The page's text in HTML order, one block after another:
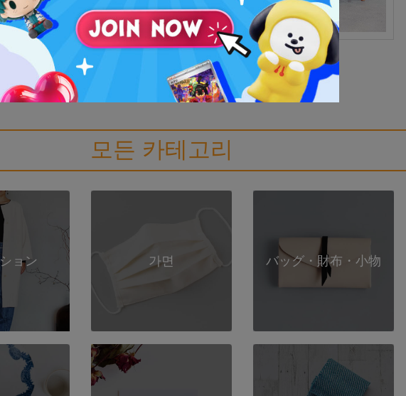
모든 카테고리
ョン 가면 バッグ・財布・小物